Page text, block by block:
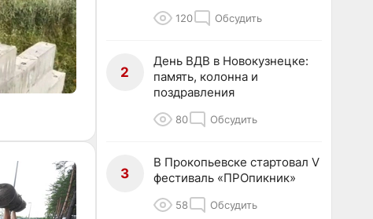
120 Обсудить
2
День ВДВ в Новокузнецке:
память, колонна и
поздравления
80 Обсудить
3
В Прокопьевске стартовал V
фестиваль «ПРОпикник»
58 Обсудить